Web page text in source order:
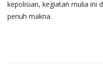
kepolisian, kegiatan mulia ini
penuh makna.